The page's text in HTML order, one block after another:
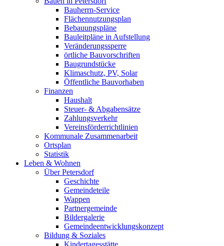
Bauherrn-Service
Flächennutzungsplan
Bebauungspläne
Bauleitpläne in Aufstellung
Veränderungssperre
örtliche Bauvorschriften
Baugrundstücke
Klimaschutz, PV, Solar
Öffentliche Bauvorhaben
Finanzen
Haushalt
Steuer- & Abgabensätze
Zahlungsverkehr
Vereinsförderrichtlinien
Kommunale Zusammenarbeit
Ortsplan
Statistik
Leben & Wohnen
Über Petersdorf
Geschichte
Gemeindeteile
Wappen
Partnergemeinde
Bildergalerie
Gemeindeentwicklungskonzept
Bildung & Soziales
Kindertagesstätte